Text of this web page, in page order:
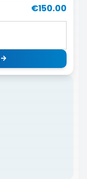
€150.00